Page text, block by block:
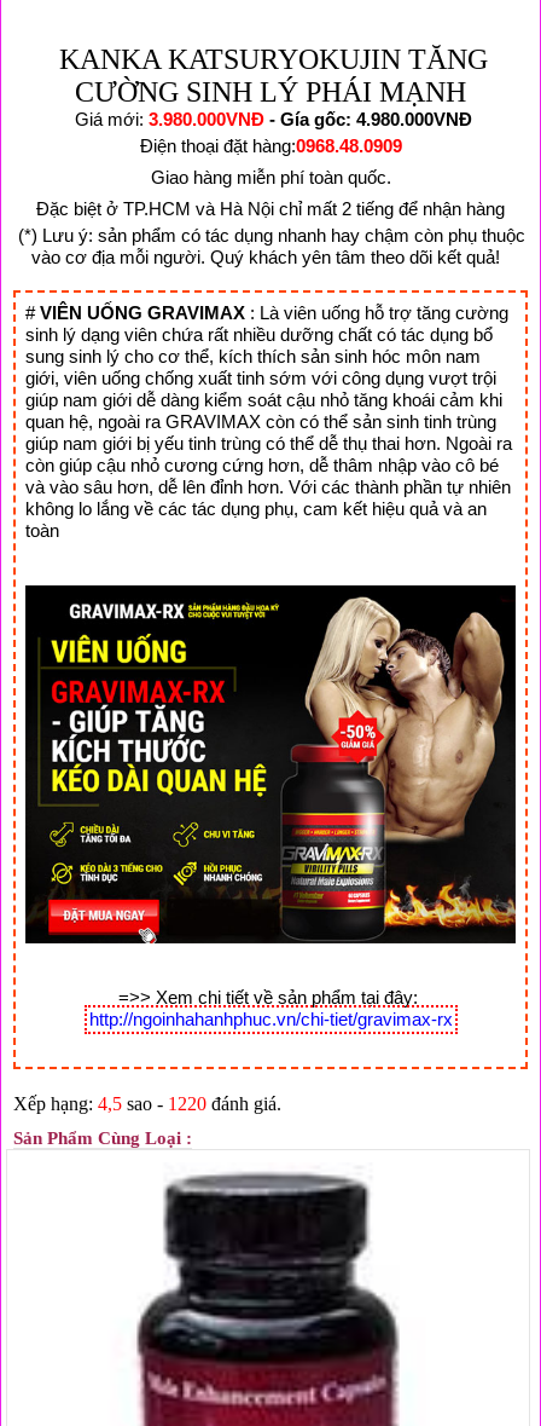
KANKA KATSURYOKUJIN TĂNG
CƯỜNG SINH LÝ PHÁI MẠNH
Giá mới: 3.980.000VNĐ - Gía gốc: 4.980.000VNĐ
Điện thoại đặt hàng:0968.48.0909
Giao hàng miễn phí toàn quốc.
Đặc biệt ở TP.HCM và Hà Nội chỉ mất 2 tiếng để nhận hàng
(*) Lưu ý: sản phẩm có tác dụng nhanh hay chậm còn phụ thuộc
vào cơ địa mỗi người. Quý khách yên tâm theo dõi kết quả!
# VIÊN UỐNG GRAVIMAX : Là viên uống hỗ trợ tăng cường
sinh lý dạng viên chứa rất nhiều dưỡng chất có tác dụng bổ
sung sinh lý cho cơ thể, kích thích sản sinh hóc môn nam
giới, viên uống chống xuất tinh sớm với công dụng vượt trội
giúp nam giới dễ dàng kiểm soát cậu nhỏ tăng khoái cảm khi
quan hệ, ngoài ra GRAVIMAX còn có thể sản sinh tinh trùng
giúp nam giới bị yếu tinh trùng có thể dễ thụ thai hơn. Ngoài ra
còn giúp cậu nhỏ cương cứng hơn, dễ thâm nhập vào cô bé
và vào sâu hơn, dễ lên đỉnh hơn. Với các thành phần tự nhiên
không lo lắng về các tác dụng phụ, cam kết hiệu quả và an
toàn
http://ngoinhahanhphuc.vn/chi-tiet/gravimax-rx
Xếp hạng: 4,5 sao - 1220 đánh giá.
Sản Phẩm Cùng Loại :